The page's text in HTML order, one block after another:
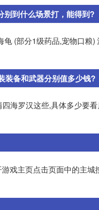
别到什么场景打，能得到?
(部分1级药品,宠物口
装备和武器分别值多少钱?
海罗汉这些,具体多少要
戏主页点击页面中的主